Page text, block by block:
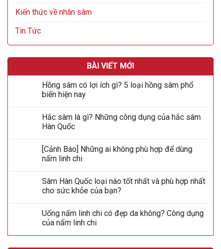
Kiến thức về nhân sâm
Tin Tức
BÀI VIẾT MỚI
Hồng sâm có lợi ích gì? 5 loại hồng sâm phổ
biến hiện nay
Hắc sâm là gì? Những công dụng của hắc sâm
Hàn Quốc
[Cảnh Báo] Những ai không phù hợp để dùng
nấm linh chi
Sâm Hàn Quốc loại nào tốt nhất và phù hợp nhất
cho sức khỏe của bạn?
Uống nấm linh chi có đẹp da không? Công dụng
của nấm linh chi